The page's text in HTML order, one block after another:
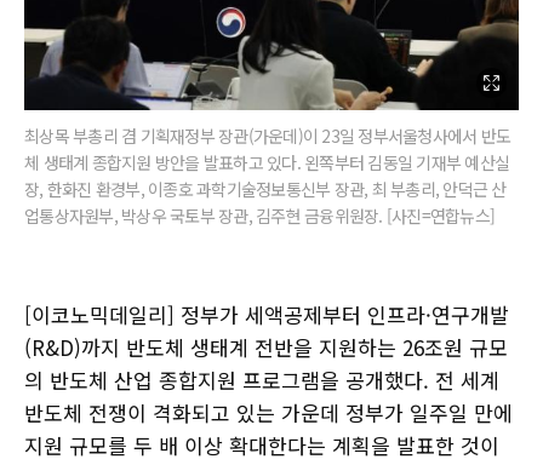
최상목 부총리 겸 기획재정부 장관(가운데)이 23일 정부서울청사에서 반도
체 생태계 종합지원 방안을 발표하고 있다. 왼쪽부터 김동일 기재부 예산실
장, 한화진 환경부, 이종호 과학기술정보통신부 장관, 최 부총리, 안덕근 산
업통상자원부, 박상우 국토부 장관, 김주현 금융위원장. [사진=연합뉴스]
[이코노믹데일리] 정부가 세액공제부터 인프라·연구개발
(R&D)까지 반도체 생태계 전반을 지원하는 26조원 규모
의 반도체 산업 종합지원 프로그램을 공개했다. 전 세계
반도체 전쟁이 격화되고 있는 가운데 정부가 일주일 만에
지원 규모를 두 배 이상 확대한다는 계획을 발표한 것이